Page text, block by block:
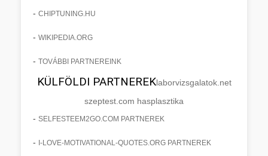
- CHIPTUNING.HU
- WIKIPEDIA.ORG
- TOVÁBBI PARTNEREINK
KÜLFÖLDI PARTNEREKlaborvizsgalatok.net
szeptest.com hasplasztika
- SELFESTEEM2GO.COM PARTNEREK
- I-LOVE-MOTIVATIONAL-QUOTES.ORG PARTNEREK